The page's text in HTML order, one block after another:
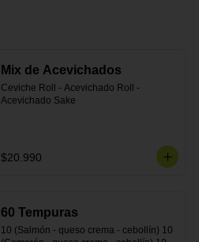
Mix de Acevichados
Ceviche Roll - Acevichado Roll -
Acevichado Sake
$20.990
60 Tempuras
10 (Salmón - queso crema - cebollín) 10